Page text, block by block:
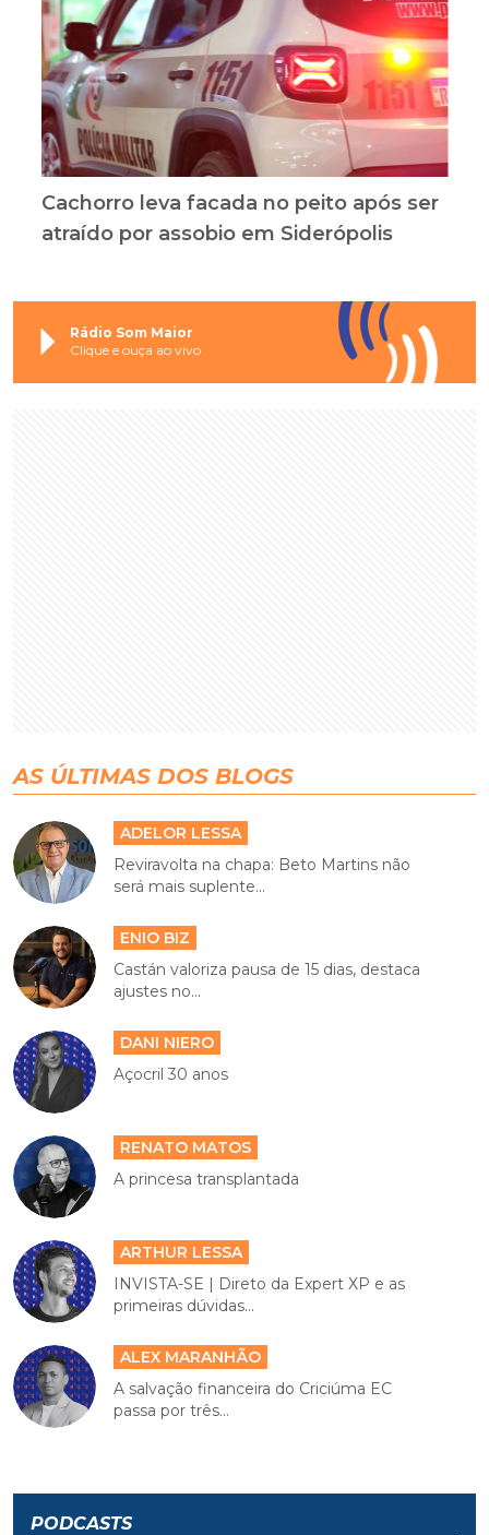
Cachorro leva facada no peito após ser
atraído por assobio em Siderópolis
Rádio Som Maior
Clique e ouça ao vivo
AS ÚLTIMAS DOS BLOGS
ADELOR LESSA
Reviravolta na chapa: Beto Martins não
será mais suplente...
ENIO BIZ
Castán valoriza pausa de 15 dias, destaca
ajustes no...
DANI NIERO
Açocril 30 anos
RENATO MATOS
A princesa transplantada
ARTHUR LESSA
INVISTA-SE | Direto da Expert XP e as
primeiras dúvidas...
ALEX MARANHÃO
A salvação financeira do Criciúma EC
passa por três...
PODCASTS